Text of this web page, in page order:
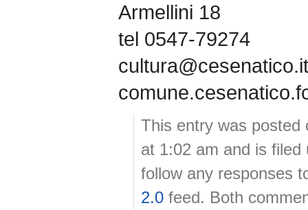
Armellini 18
tel 0547-79274
This entry was posted
at 1:02 am and is
follow any responses
2.0 feed. Both